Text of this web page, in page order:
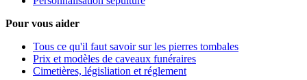
Pour vous aider
Tous ce qu'il faut savoir sur les pierres tombales
Prix et modèles de caveaux funéraires
Cimetières, législiation et réglement